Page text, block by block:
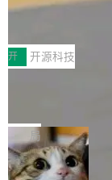
传输性能最高提升5
于自研UCL-
持续开源更多基于
件。 腾讯网平团队
个独立于业务线程
创新与落地成效成
助力企业AI研发安
经开始引入 AI
型或企业内部部署
Coding 从个人辅
级应用，企业在规
可控性和代码质量
安全与合规要求。
有云模型能够满足
深信服AI算力网
前不久，工业和信
智能应用典型案例
各领域的应用成果
产品应用、支撑保
AI算力网关（AI创
各业的Agent走向
渐丰富，用户关注
让AI用起来，还要
开 开源科技
Jeff Dean 离开
束，一个实验室
Google 员工编号
Bigtable 作者之一
Gemini 的架构师
ean 在 Google 工
局
🔥 SolonCode